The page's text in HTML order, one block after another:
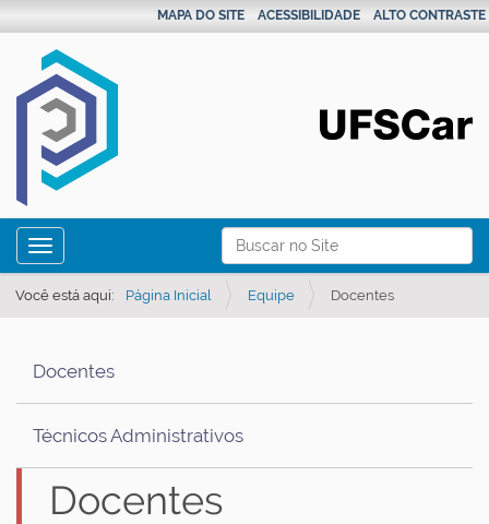
Busca
Busca Avançada…
MAPA DO SITE ACESSIBILIDADE ALTO CONTRASTE
Toggle navigation
Você está aqui: Página Inicial Equipe Docentes
Docentes
Técnicos Administrativos
Docentes